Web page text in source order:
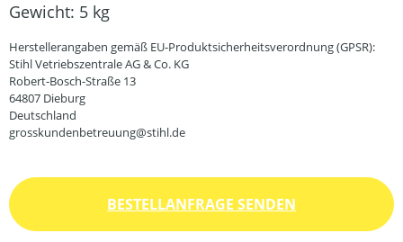
Gewicht: 5 kg
Herstellerangaben gemäß EU-Produktsicherheitsverordnung (GPSR):
Stihl Vetriebszentrale AG & Co. KG
Robert-Bosch-Straße 13
64807 Dieburg
Deutschland
grosskundenbetreuung@stihl.de
BESTELLANFRAGE SENDEN